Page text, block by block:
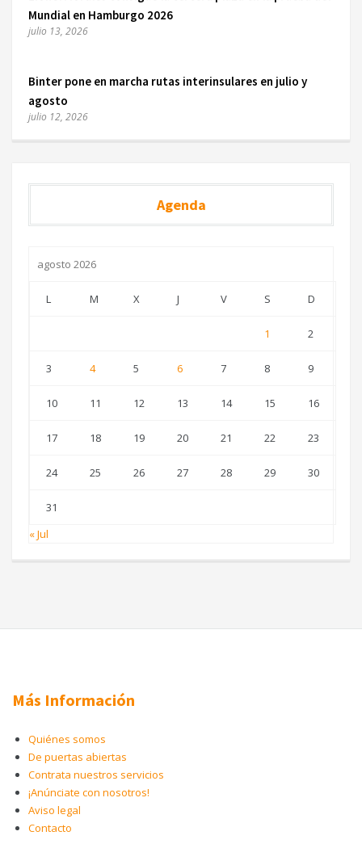
Mundial en Hamburgo 2026
julio 13, 2026
Binter pone en marcha rutas interinsulares en julio y
agosto
julio 12, 2026
Agenda
agosto 2026
L M X J V S D
1 2
3 4 5 6 7 8 9
10 11 12 13 14 15 16
17 18 19 20 21 22 23
24 25 26 27 28 29 30
31
« Jul
Más Información
Quiénes somos
De puertas abiertas
Contrata nuestros servicios
¡Anúnciate con nosotros!
Aviso legal
Contacto